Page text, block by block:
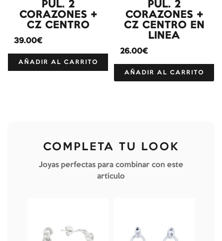
PUL. 2
CORAZONES +
CZ CENTRO
39.00€
AÑADIR AL CARRITO
PUL. 2
CORAZONES +
CZ CENTRO EN
LINEA
26.00€
AÑADIR AL CARRITO
COMPLETA TU LOOK
Joyas perfectas para combinar con este
artículo